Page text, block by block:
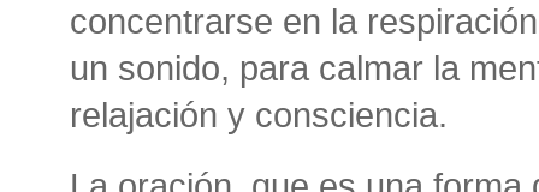
concentrarse en la
un sonido, para calmar la
relajación y consciencia.